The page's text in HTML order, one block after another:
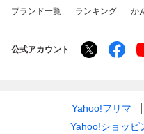
ブランド一覧 ランキング か
公式アカウント
Yahoo!フリマ
Yahoo!ショッピ